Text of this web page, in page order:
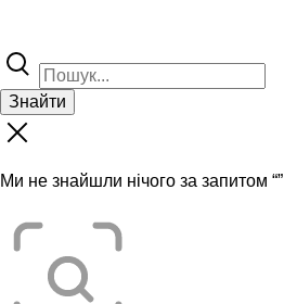
Знайти
Ми не знайшли нічого за запитом “”